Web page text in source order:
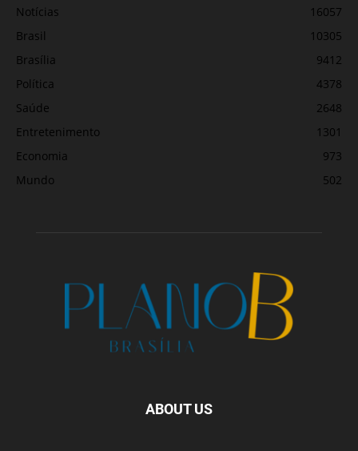
Notícias
16057
Brasil
10305
Brasília
9412
Política
4378
Saúde
2648
Entretenimento
1301
Economia
973
Mundo
502
ABOUT US